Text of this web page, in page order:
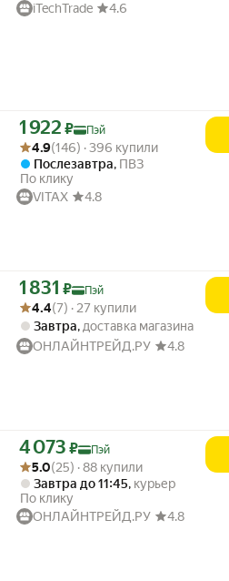
iTechTrade
4.6
Цена с картой Яндекс Пэй 1922 ₽ вместо
1 922 ₽
Пэй
Рейтинг товара: 4.9 из 5
Оценок: (146) · 396 купили
4.9(146) · 396 купили
Послезавтра, ПВЗ
По клику
VITAX
4.8
Цена с картой Яндекс Пэй 1831 ₽ вместо
1 831 ₽
Пэй
Рейтинг товара: 4.4 из 5
Оценок: (7) · 27 купили
4.4(7) · 27 купили
Завтра, доставка магазина
ОНЛАЙНТРЕЙД.РУ
4.8
Цена с картой Яндекс Пэй 4073 ₽ вместо
4 073 ₽
Пэй
Рейтинг товара: 5.0 из 5
Оценок: (25) · 88 купили
5.0(25) · 88 купили
Завтра до 11:45, курьер
По клику
ОНЛАЙНТРЕЙД.РУ
4.8